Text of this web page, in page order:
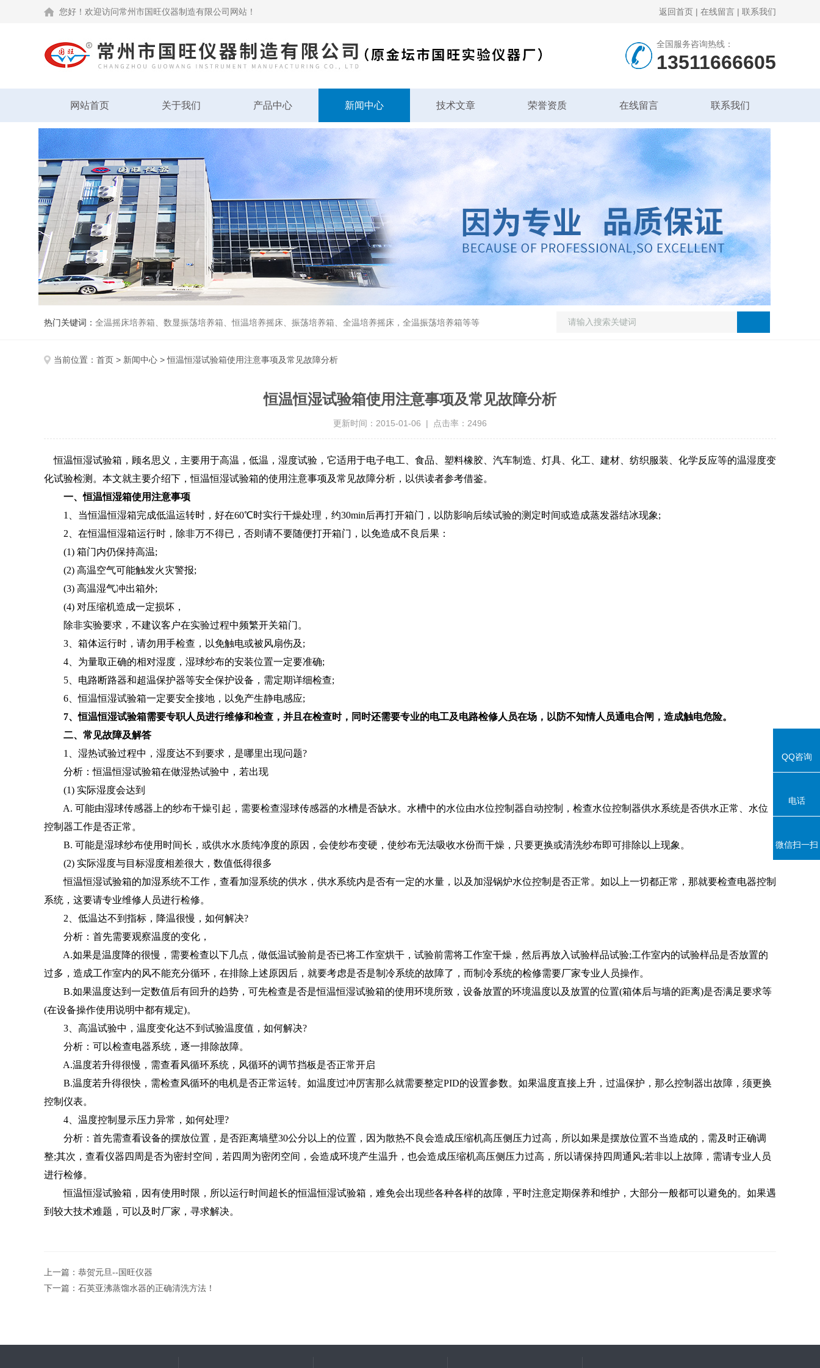
您好！欢迎访问常州市国旺仪器制造有限公司网站！ 返回首页 | 在线留言 | 联系我们
全国服务咨询热线：
13511666605
网站首页 关于我们 产品中心 新闻中心 技术文章 荣誉资质 在线留言 联系我们
热门关键词： 全温摇床培养箱、数显振荡培养箱、恒温培养摇床、振荡培养箱、全温培养摇床，全温振荡培养箱等等
当前位置： 首页 > 新闻中心 > 恒温恒湿试验箱使用注意事项及常见故障分析
恒温恒湿试验箱使用注意事项及常见故障分析
更新时间：2015-01-06 | 点击率：2496
恒温恒湿试验箱 ，顾名思义，主要用于高温，低温，湿度试验，它适用于电子电工、食品、塑料橡胶、汽车制造、灯具、化工、建材、纺织服装、化学反应等的温湿度变
化试验检测。本文就主要介绍下，恒温恒湿试验箱的使用注意事项及常见故障分析，以供读者参考借鉴。
一、恒温恒湿箱使用注意事项
1、当恒温恒湿箱完成低温运转时，好在60℃时实行干燥处理，约30min后再打开箱门，以防影响后续试验的测定时间或造成蒸发器结冰现象;
2、在恒温恒湿箱运行时，除非万不得已，否则请不要随便打开箱门，以免造成不良后果：
(1) 箱门内仍保持高温;
(2) 高温空气可能触发火灾警报;
(3) 高温湿气冲出箱外;
(4) 对压缩机造成一定损坏，
除非实验要求，不建议客户在实验过程中频繁开关箱门。
3、箱体运行时，请勿用手检查，以免触电或被风扇伤及;
4、为量取正确的相对湿度，湿球纱布的安装位置一定要准确;
5、电路断路器和超温保护器等安全保护设备，需定期详细检查;
6、恒温恒湿试验箱一定要安全接地，以免产生静电感应;
7、恒温恒湿试验箱需要专职人员进行维修和检查，并且在检查时，同时还需要专业的电工及电路检修人员在场，以防不知情人员通电合闸，造成触电危险。
二、常见故障及解答
1、湿热试验过程中，湿度达不到要求，是哪里出现问题?
分析：恒温恒湿试验箱在做湿热试验中，若出现
(1) 实际湿度会达到
A. 可能由湿球传感器上的纱布干燥引起，需要检查湿球传感器的水槽是否缺水。水槽中的水位由水位控制器自动控制，检查水位控制器供水系统是否供水正常、水位
控制器工作是否正常。
B. 可能是湿球纱布使用时间长，或供水水质纯净度的原因，会使纱布变硬，使纱布无法吸收水份而干燥，只要更换或清洗纱布即可排除以上现象。
(2) 实际湿度与目标湿度相差很大，数值低得很多
恒温恒湿试验箱的加湿系统不工作，查看加湿系统的供水，供水系统内是否有一定的水量，以及加湿锅炉水位控制是否正常。如以上一切都正常，那就要检查电器控制
系统，这要请专业维修人员进行检修。
2、低温达不到指标，降温很慢，如何解决?
分析：首先需要观察温度的变化，
A.如果是温度降的很慢，需要检查以下几点，做低温试验前是否已将工作室烘干，试验前需将工作室干燥，然后再放入试验样品试验;工作室内的试验样品是否放置的
过多，造成工作室内的风不能充分循环，在排除上述原因后，就要考虑是否是制冷系统的故障了，而制冷系统的检修需要厂家专业人员操作。
B.如果温度达到一定数值后有回升的趋势，可先检查是否是恒温恒湿试验箱的使用环境所致，设备放置的环境温度以及放置的位置(箱体后与墙的距离)是否满足要求等
(在设备操作使用说明中都有规定)。
3、高温试验中，温度变化达不到试验温度值，如何解决?
分析：可以检查电器系统，逐一排除故障。
A.温度若升得很慢，需查看风循环系统，风循环的调节挡板是否正常开启
B.温度若升得很快，需检查风循环的电机是否正常运转。如温度过冲厉害那么就需要整定PID的设置参数。如果温度直接上升，过温保护，那么控制器出故障，须更换
控制仪表。
4、温度控制显示压力异常，如何处理?
分析：首先需查看设备的摆放位置，是否距离墙壁30公分以上的位置，因为散热不良会造成压缩机高压侧压力过高，所以如果是摆放位置不当造成的，需及时正确调
整;其次，查看仪器四周是否为密封空间，若四周为密闭空间，会造成环境产生温升，也会造成压缩机高压侧压力过高，所以请保持四周通风;若非以上故障，需请专业人员
进行检修。
恒温恒湿试验箱，因有使用时限，所以运行时间超长的恒温恒湿试验箱，难免会出现些各种各样的故障，平时注意定期保养和维护，大部分一般都可以避免的。如果遇
到较大技术难题，可以及时厂家，寻求解决。
上一篇： 恭贺元旦--国旺仪器
下一篇： 石英亚沸蒸馏水器的正确清洗方法！
QQ咨询
电话
微信扫一扫